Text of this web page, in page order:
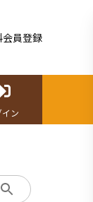
会員登録
イン